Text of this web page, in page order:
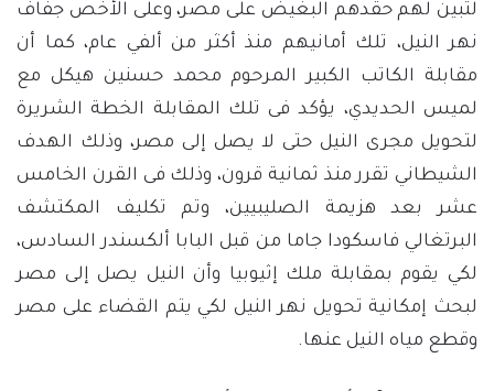
لتبين لهم حقدهم البغيض على مصر، وعلى الأخص جفاف
نهر النيل، تلك أمانيهم منذ أكثر من ألفي عام، كما أن
مقابلة الكاتب الكبير المرحوم محمد حسنين هيكل مع
لميس الحديدي، يؤكد فى تلك المقابلة الخطة الشريرة
لتحويل مجرى النيل حتى لا يصل إلى مصر، وذلك الهدف
الشيطاني تقرر منذ ثمانية قرون، وذلك فى القرن الخامس
عشر بعد هزيمة الصليبيين، وتم تكليف المكتشف
البرتغالي فاسكودا جاما من قبل البابا ألكسندر السادس،
لكي يقوم بمقابلة ملك إثيوبيا وأن النيل يصل إلى مصر
لبحث إمكانية تحويل نهر النيل لكي يتم القضاء على مصر
وقطع مياه النيل عنها.